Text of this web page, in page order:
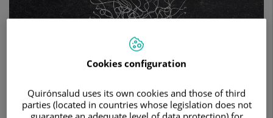
la
Cookies configuration
Quirónsalud uses its own cookies and those of third
parties (located in countries whose legislation does not